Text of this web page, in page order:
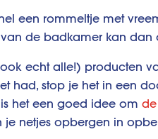
een rommeltje met
de badkamer kan
echt alle!) producten
had, stop je het in een
het een goed idee om
je netjes opbergen in